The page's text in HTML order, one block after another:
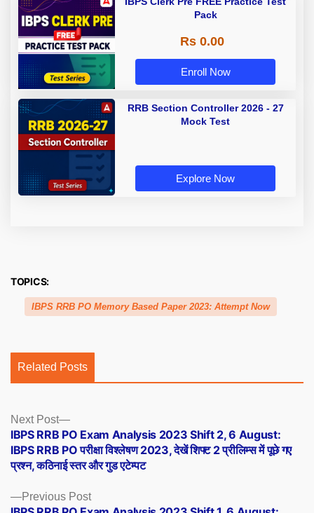
Pack
Rs 0.00
Enroll Now
RRB Section Controller 2026 - 27
Mock Test
Explore Now
TOPICS:
IBPS RRB PO Memory Based Paper 2023: Attempt Now
Related Posts
Posts
navigation
Previous PostPrevious
post:
Next Post
Next
post:
IBPS RRB PO Exam Analysis 2023 Shift 2, 6 August:
IBPS RRB PO परीक्षा विश्लेषण 2023, देखें शिफ्ट 2 प्रीलिम्स में पूछे गए
प्रश्न, कठिनाई स्तर और गुड एटेम्पट